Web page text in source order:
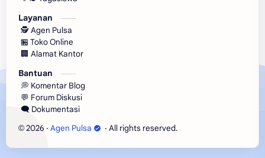
Layanan
🕵 Agen Pulsa
🏪 Toko Online
🏢 Alamat Kantor
Bantuan
💭 Komentar Blog
💬 Forum Diskusi
🗨️ Dokumentasi
© 2026 ‧ Agen Pulsa ‧ All rights reserved.